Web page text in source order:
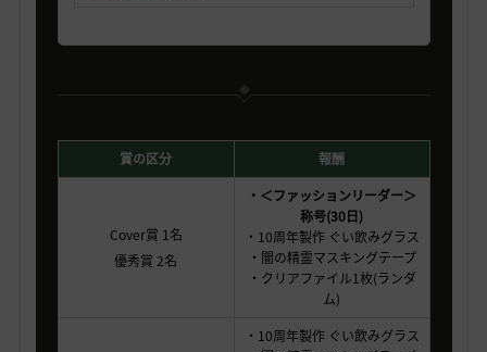
賞の区分 報酬
Cover賞 1名
優秀賞 2名
・＜ファッションリーダー＞
称号(30日)
・10周年製作 ぐい飲みグラス
・闇の精霊マスキングテープ
・クリアファイル1枚(ランダ
ム)
・10周年製作 ぐい飲みグラス